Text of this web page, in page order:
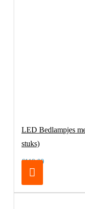
LED Bedlampjes
stuks)
€119,00